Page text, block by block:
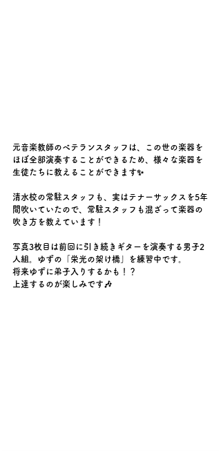
元音楽教師のベテランスタッフは、この世の楽器を
ほぼ全部演奏することができるため、様々な楽器を
生徒たちに教えることができます✨️
清水校の常駐スタッフも、実はテナーサックスを5年
間吹いていたので、常駐スタッフも混ざって楽器の
吹き方を教えています！
写真3枚目は前回に引き続きギターを演奏する男子2
人組。ゆずの「栄光の架け橋」を練習中です。
将来ゆずに弟子入りするかも！？
上達するのが楽しみです🎶